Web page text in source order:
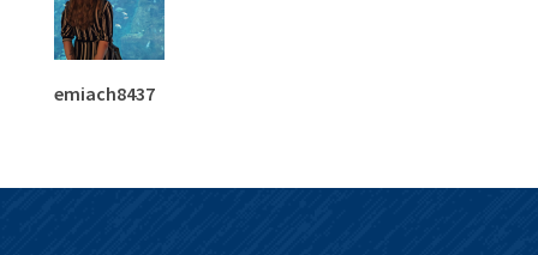
emiach8437